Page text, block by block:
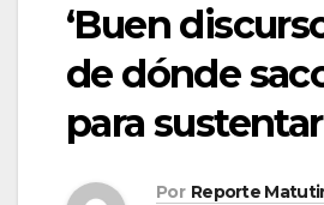
‘Buen
de dónde
para
Por Reporte